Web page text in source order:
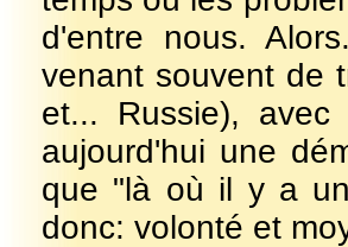
d'entre nous.
venant souvent de
et... Russie),
aujourd'hui une
que "là où il y a
donc: volonté et